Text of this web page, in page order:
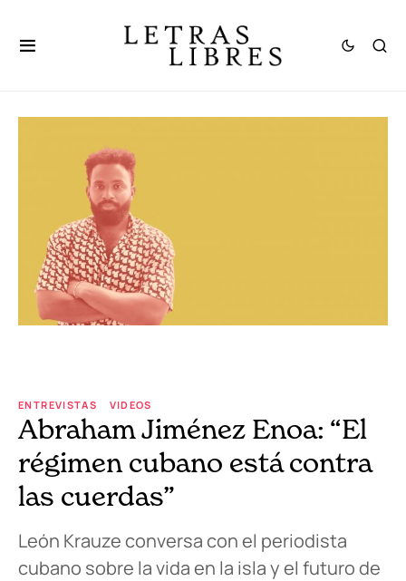
ENTREVISTAS VIDEOS
Abraham Jiménez Enoa: “El
régimen cubano está contra
las cuerdas”
León Krauze conversa con el periodista
cubano sobre la vida en la isla y el futuro de